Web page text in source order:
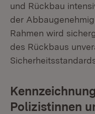
und Rückbau
der
Rahmen wird
des Rückbaus
Polizistinnen